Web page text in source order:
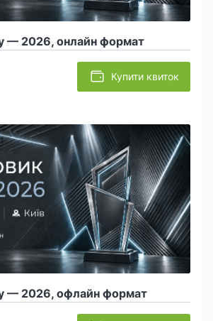
— 2026, онлайн формат
Купити квиток
— 2026, офлайн формат